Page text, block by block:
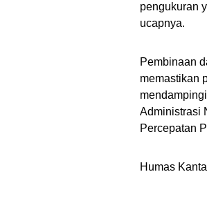
pengukuran
ucapnya.
Pembinaan
memastikan
Administrasi
Percepatan
Humas